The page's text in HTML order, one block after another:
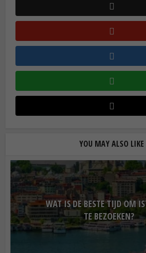
YOU MAY ALSO LIKE
WAT IS DE BESTE TIJD OM
TE BEZOEKEN?